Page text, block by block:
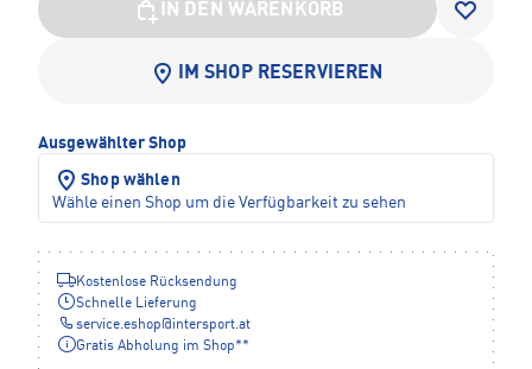
IN DEN WARENKORB
IM SHOP RESERVIEREN
Ausgewählter Shop
Shop wählen
Wähle einen Shop um die Verfügbarkeit zu sehen
Kostenlose Rücksendung
Schnelle Lieferung
service.eshop@ intersport.at
Gratis Abholung im Shop**